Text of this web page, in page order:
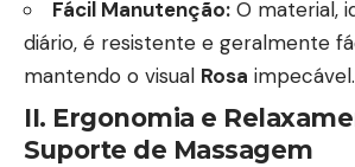
Fácil Manutenção: O material,
diário, é resistente e geralmente
mantendo o visual Rosa impecável.
II. Ergonomia e
Suporte de Massagem